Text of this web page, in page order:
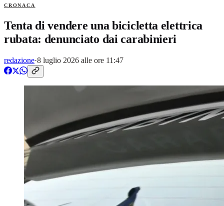
CRONACA
Tenta di vendere una bicicletta elettrica
rubata: denunciato dai carabinieri
redazione·8 luglio 2026 alle ore 11:47